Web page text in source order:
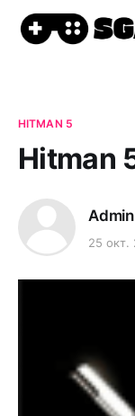
HITMAN 5
Hitman
Admin
25 окт.